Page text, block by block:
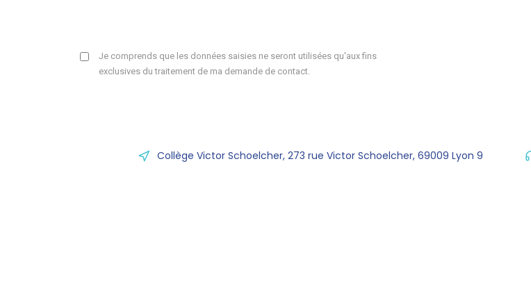
Je comprends que les données saisies ne seront utilisées qu'aux fins
exclusives du traitement de ma demande de contact.
Collège Victor Schoelcher, 273 rue Victor Schoelcher, 69009 Lyon 9